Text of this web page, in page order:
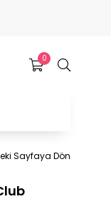
0
Sayfaya Dön